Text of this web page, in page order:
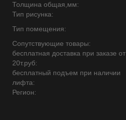
Толщина общая,мм:
Тип рисунка:
Тип помещения:
Сопутствующие товары:
бесплатная доставка при заказе от
20т.руб:
бесплатный подъем при наличии
лифта:
Регион: